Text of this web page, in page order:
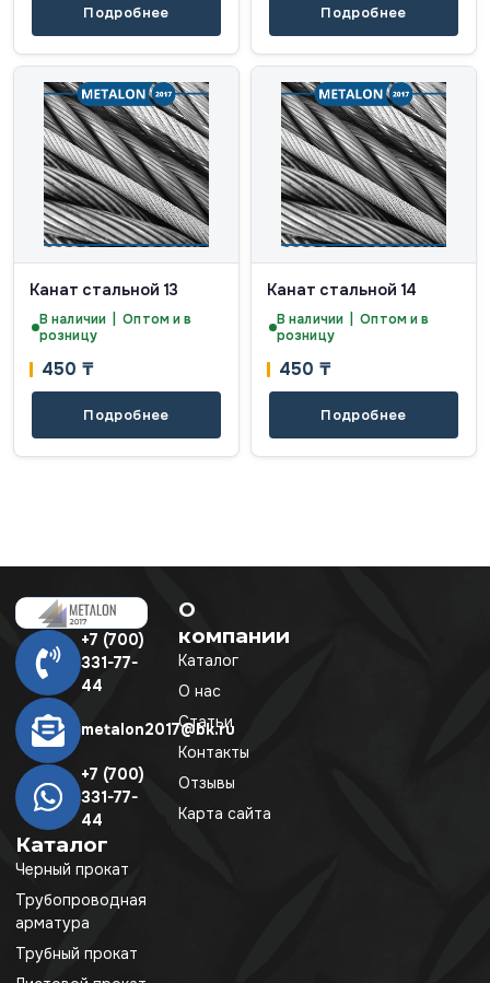
Подробнее Подробнее
Канат стальной 13
В наличии | Оптом и в
розницу
450 ₸
Подробнее
Канат стальной 14
В наличии | Оптом и в
розницу
450 ₸
Подробнее
+7 (700)
331-77-
44
metalon2017@bk.ru
+7 (700)
331-77-
44
Каталог
Черный прокат
Трубопроводная
арматура
Трубный прокат
О
компании
Каталог
О нас
Статьи
Контакты
Отзывы
Карта сайта